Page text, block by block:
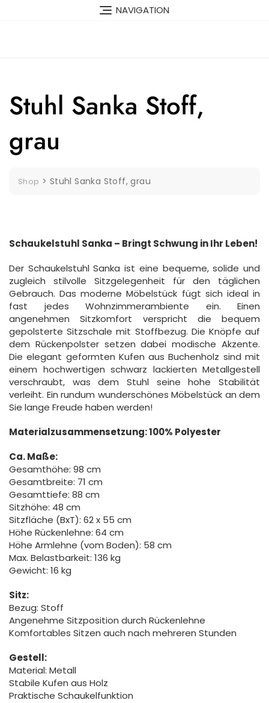
NAVIGATION
Stuhl Sanka Stoff,
grau
Shop > Stuhl Sanka Stoff, grau
Schaukelstuhl Sanka – Bringt Schwung in Ihr Leben!
Der Schaukelstuhl Sanka ist eine bequeme, solide und
zugleich stilvolle Sitzgelegenheit für den täglichen
Gebrauch. Das moderne Möbelstück fügt sich ideal in
fast jedes Wohnzimmerambiente ein. Einen
angenehmen Sitzkomfort verspricht die bequem
gepolsterte Sitzschale mit Stoffbezug. Die Knöpfe auf
dem Rückenpolster setzen dabei modische Akzente.
Die elegant geformten Kufen aus Buchenholz sind mit
einem hochwertigen schwarz lackierten Metallgestell
verschraubt, was dem Stuhl seine hohe Stabilität
verleiht. Ein rundum wunderschönes Möbelstück an dem
Sie lange Freude haben werden!
Materialzusammensetzung: 100% Polyester
Ca. Maße:
Gesamthöhe: 98 cm
Gesamtbreite: 71 cm
Gesamttiefe: 88 cm
Sitzhöhe: 48 cm
Sitzfläche (BxT): 62 x 55 cm
Höhe Rückenlehne: 64 cm
Höhe Armlehne (vom Boden): 58 cm
Max. Belastbarkeit: 136 kg
Gewicht: 16 kg
Sitz:
Bezug: Stoff
Angenehme Sitzposition durch Rückenlehne
Komfortables Sitzen auch nach mehreren Stunden
Gestell:
Material: Metall
Stabile Kufen aus Holz
Praktische Schaukelfunktion